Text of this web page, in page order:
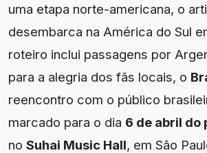
uma etapa norte-americana, o
desembarca na América do Sul
roteiro inclui passagens por
para a alegria dos fãs locais, o
reencontro com o público
marcado para o dia 6 de abril do
no Suhai Music Hall, em São